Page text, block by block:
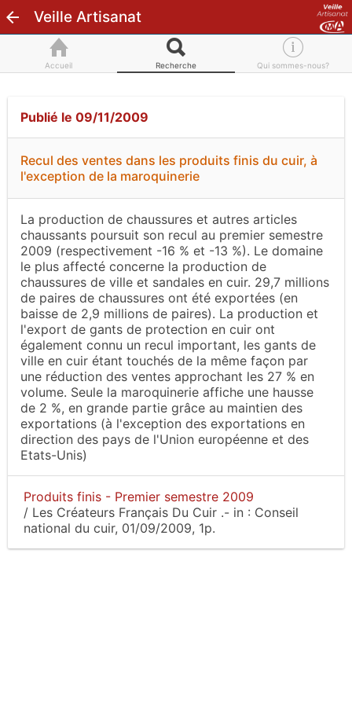
Veille Artisanat
Accueil Recherche Qui sommes-nous?
Publié le 09/11/2009
Recul des ventes dans les produits finis du cuir, à
l'exception de la maroquinerie
La production de chaussures et autres articles
chaussants poursuit son recul au premier semestre
2009 (respectivement -16 % et -13 %). Le domaine
le plus affecté concerne la production de
chaussures de ville et sandales en cuir. 29,7 millions
de paires de chaussures ont été exportées (en
baisse de 2,9 millions de paires). La production et
l'export de gants de protection en cuir ont
également connu un recul important, les gants de
ville en cuir étant touchés de la même façon par
une réduction des ventes approchant les 27 % en
volume. Seule la maroquinerie affiche une hausse
de 2 %, en grande partie grâce au maintien des
exportations (à l'exception des exportations en
direction des pays de l'Union européenne et des
Etats-Unis)
Produits finis - Premier semestre 2009
/ Les Créateurs Français Du Cuir .- in : Conseil
national du cuir, 01/09/2009, 1p.